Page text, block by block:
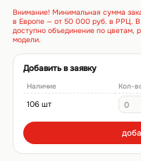
Внимание! Минимальная сумма
в Европе — от 50 000 руб. в РРЦ. В
доступно объединение по цветам,
модели.
Добавить в заявку
Наличие Кол-
106 шт